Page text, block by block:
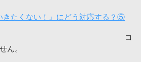
きたくない！』にどう対応する？⑤
コ
ん。